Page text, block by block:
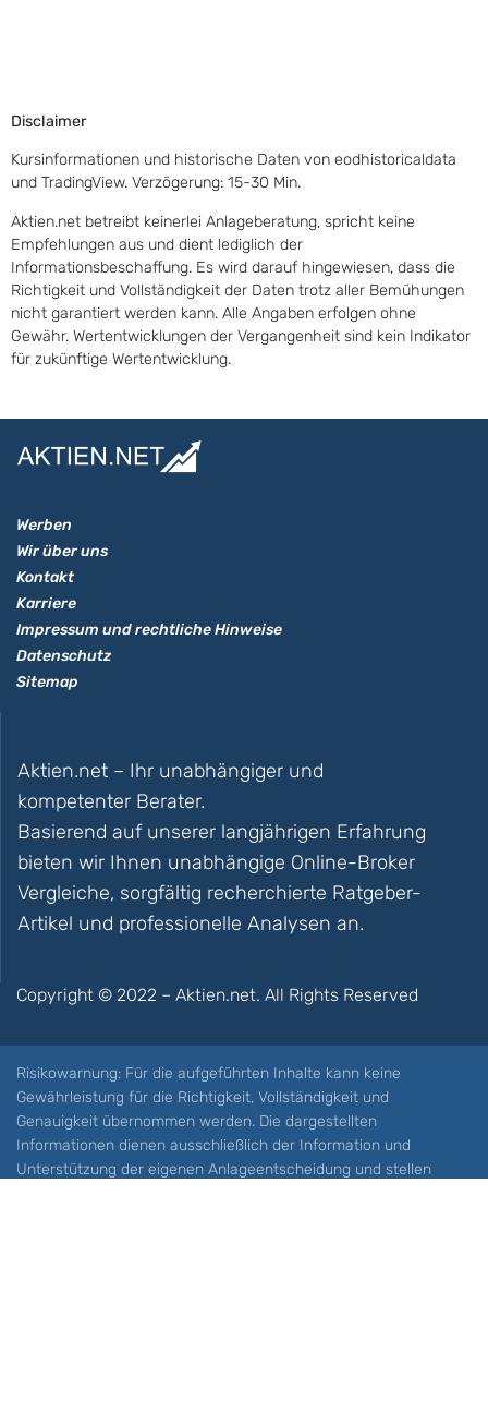
Disclaimer
Kursinformationen und historische Daten von eodhistoricaldata
und TradingView. Verzögerung: 15-30 Min.
Aktien.net betreibt keinerlei Anlageberatung, spricht keine
Empfehlungen aus und dient lediglich der
Informationsbeschaffung. Es wird darauf hingewiesen, dass die
Richtigkeit und Vollständigkeit der Daten trotz aller Bemühungen
nicht garantiert werden kann. Alle Angaben erfolgen ohne
Gewähr. Wertentwicklungen der Vergangenheit sind kein Indikator
für zukünftige Wertentwicklung.
Werben
Wir über uns
Kontakt
Karriere
Impressum und rechtliche Hinweise
Datenschutz
Sitemap
Aktien.net – Ihr unabhängiger und
kompetenter Berater.
Basierend auf unserer langjährigen Erfahrung
bieten wir Ihnen unabhängige Online-Broker
Vergleiche, sorgfältig recherchierte Ratgeber-
Artikel und professionelle Analysen an.
Copyright © 2022 – Aktien.net. All Rights Reserved
Risikowarnung: Für die aufgeführten Inhalte kann keine
Gewährleistung für die Richtigkeit, Vollständigkeit und
Genauigkeit übernommen werden. Die dargestellten
Informationen dienen ausschließlich der Information und
Unterstützung der eigenen Anlageentscheidung und stellen